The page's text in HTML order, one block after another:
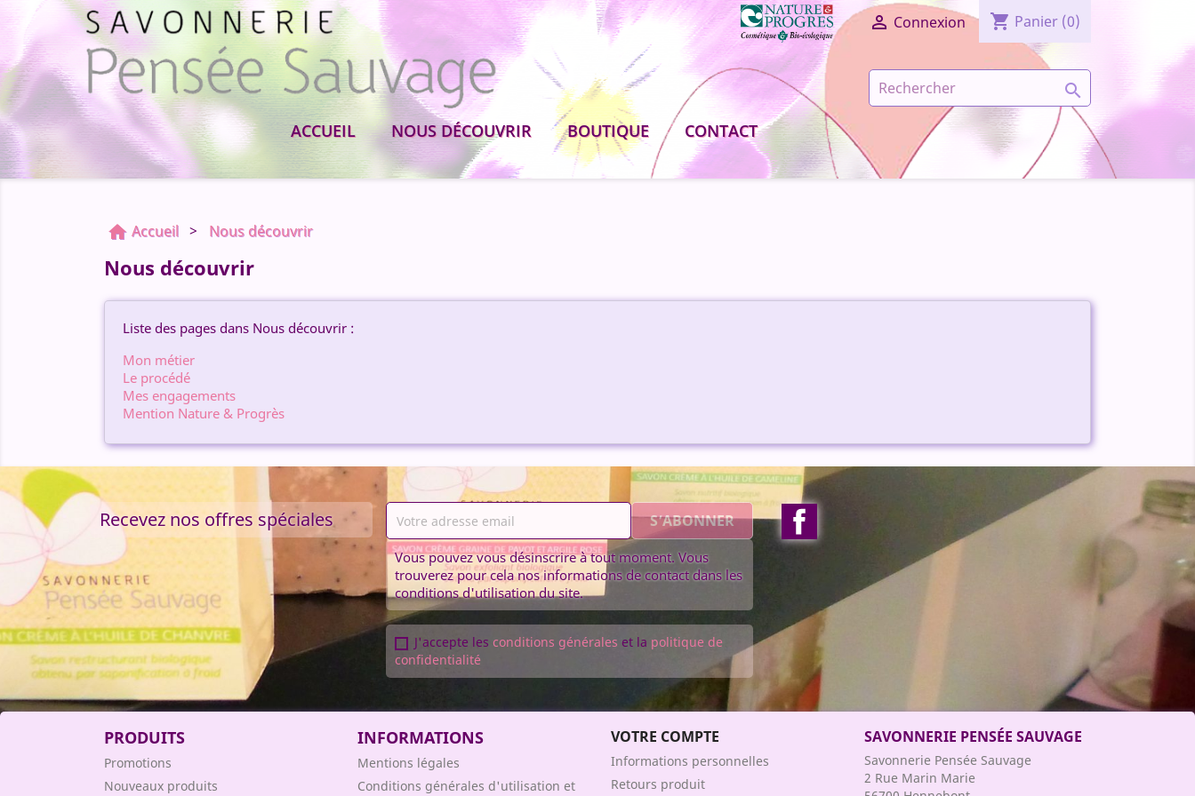
 Connexion shopping_cart Panier (0)

ACCUEIL
NOUS DÉCOUVRIR BOUTIQUE CONTACT
 Accueil Nous découvrir
Nous découvrir
Liste des pages dans Nous découvrir :
Mon métier
Le procédé
Mes engagements
Mention Nature & Progrès
Recevez nos offres spéciales
Vous pouvez vous désinscrire à tout moment. Vous
trouverez pour cela nos informations de contact dans les
conditions d'utilisation du site.
J'accepte les conditions générales et la politique de
confidentialité
Facebook
PRODUITS
Promotions
Nouveaux produits
INFORMATIONS
Mentions légales
Conditions générales d'utilisation et
VOTRE COMPTE
Informations personnelles
Retours produit
SAVONNERIE PENSÉE SAUVAGE
Savonnerie Pensée Sauvage
2 Rue Marin Marie